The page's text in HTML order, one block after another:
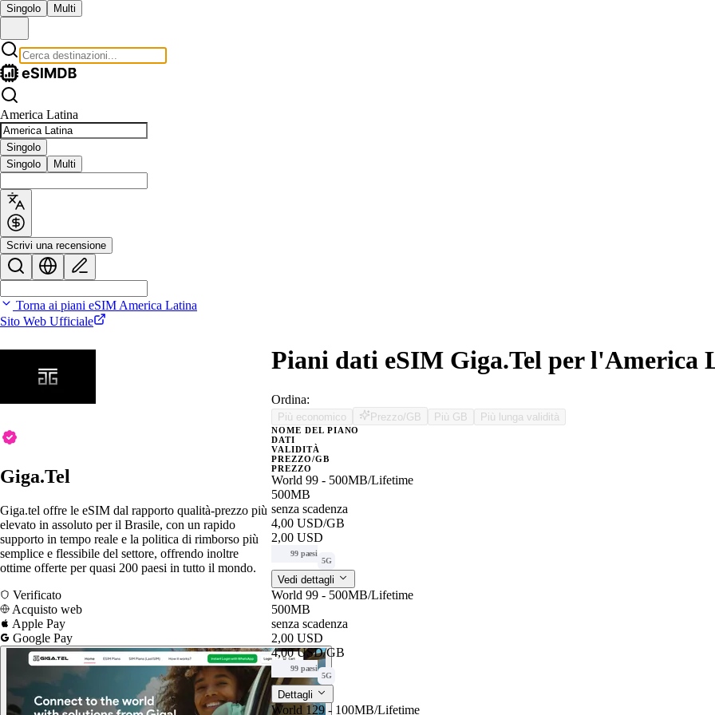
Singolo Multi
America Latina
Singolo
Singolo
Multi
Scrivi una recensione
Torna ai piani eSIM America Latina
Sito Web Ufficiale
Giga.Tel
Giga.tel offre le eSIM dal rapporto qualità-prezzo più
elevato in assoluto per il Brasile, con un rapido
supporto in tempo reale e la politica di rimborso più
semplice e flessibile del settore, offrendo inoltre
ottime offerte per quasi 200 paesi in tutto il mondo.
Verificato
Acquisto web
Apple Pay
Google Pay
Piani dati eSIM Giga.Tel per l'America
Ordina:
Più economico Prezzo/GB Più GB Più lunga validità
NOME DEL PIANO
DATI
VALIDITÀ
PREZZO/GB
PREZZO
World 99 - 500MB/Lifetime
500MB
senza scadenza
4,00 USD/GB
2,00 USD
99 paesi
5G
Vedi dettagli
World 99 - 500MB/Lifetime
500MB
senza scadenza
2,00 USD
4,00 USD/GB
99 paesi
5G
Dettagli
World 129 - 100MB/Lifetime